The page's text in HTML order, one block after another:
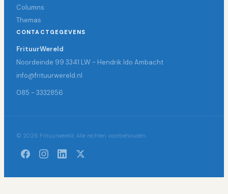
Columns
Themas
CONTACTGEGEVENS
FrituurWereld
Noordeinde 99 3341 LW - Hendrik Ido Ambacht
info@frituurwereld.nl
085 - 3332856
© 2026 Frituurwereld. Alle rechten voorbehouden.